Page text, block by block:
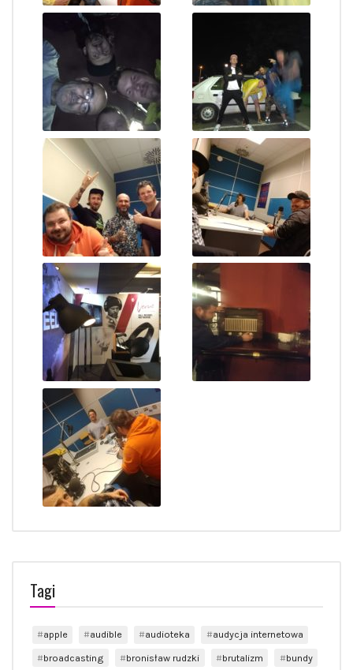
Tagi
apple audible audioteka
audycja internetowa
broadcasting
bronisław rudzki brutalizm
bundy